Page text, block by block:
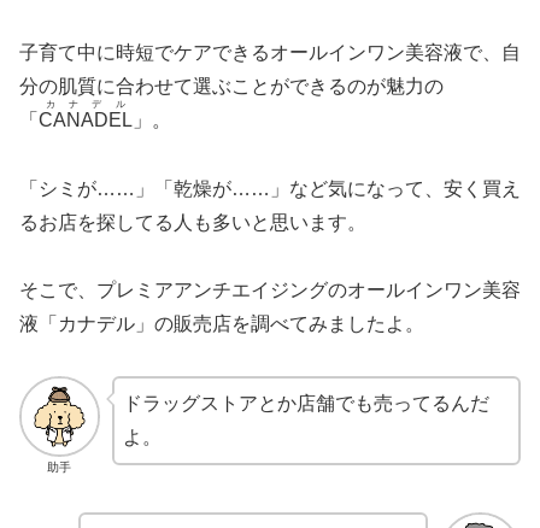
子育て中に時短でケアできるオールインワン美容液で、自
分の肌質に合わせて選ぶことができるのが魅力の
「 CANADEL
カナデル
」。
「シミが……」「乾燥が……」など気になって、安く買え
るお店を探してる人も多いと思います。
そこで、プレミアアンチエイジングのオールインワン美容
液「カナデル」の販売店を調べてみましたよ。
助手
ドラッグストアとか店舗でも売ってるんだ
よ。